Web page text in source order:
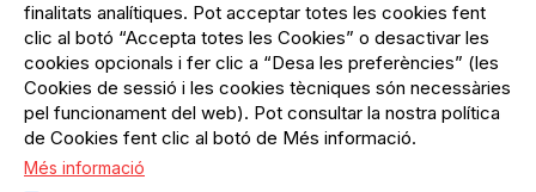
07.03.2025 07.03.2025 Nou Barris
EN COMMEMORACIÓ AL 8 M -
LECTURA RELATS CURTS +
CONCERTS : MIREIA VILASECA //
ETÈRIA + TASTET DE PAELLA MAR I
MUNTANYA + RECITAL " POESÍA A LA
finalitats analítiques. Pot acceptar totes les cookies fent
clic al botó “Accepta totes les Cookies” o desactivar les
cookies opcionals i fer clic a “Desa les preferències” (les
Cookies de sessió i les cookies tècniques són necessàries
pel funcionament del web). Pot consultar la nostra política
de Cookies fent clic al botó de Més informació.
Més informació